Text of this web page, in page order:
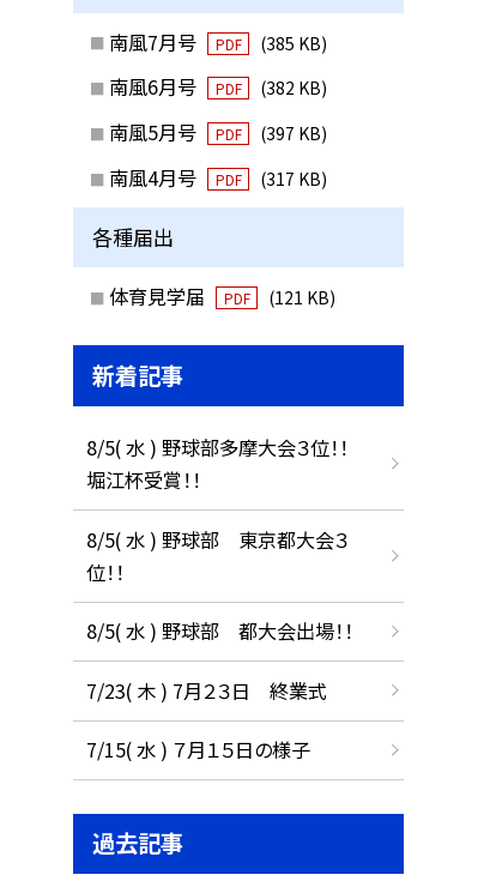
南風7月号 PDF (385 KB)
南風6月号 PDF (382 KB)
南風5月号 PDF (397 KB)
南風4月号 PDF (317 KB)
各種届出
体育見学届 PDF (121 KB)
新着記事
8/5( 水 ) 野球部多摩大会３位！！
堀江杯受賞！！
8/5( 水 ) 野球部 東京都大会３
位！！
8/5( 水 ) 野球部 都大会出場！！
7/23( 木 ) 7月２３日 終業式
7/15( 水 ) ７月１５日の様子
過去記事